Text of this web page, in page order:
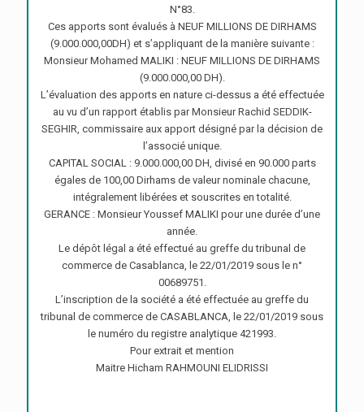
N°83.
Ces apports sont évalués à NEUF MILLIONS DE DIRHAMS
(9.000.000,00DH) et s’appliquant de la manière suivante :
Monsieur Mohamed MALIKI : NEUF MILLIONS DE DIRHAMS
(9.000.000,00 DH).
L’évaluation des apports en nature ci-dessus a été effectuée
au vu d’un rapport établis par Monsieur Rachid SEDDIK-
SEGHIR, commissaire aux apport désigné par la décision de
l’associé unique.
CAPITAL SOCIAL : 9.000.000,00 DH, divisé en 90.000 parts
égales de 100,00 Dirhams de valeur nominale chacune,
intégralement libérées et souscrites en totalité.
GERANCE : Monsieur Youssef MALIKI pour une durée d’une
année.
Le dépôt légal a été effectué au greffe du tribunal de
commerce de Casablanca, le 22/01/2019 sous le n°
00689751.
L’inscription de la société a été effectuée au greffe du
tribunal de commerce de CASABLANCA, le 22/01/2019 sous
le numéro du registre analytique 421993.
Pour extrait et mention
Maitre Hicham RAHMOUNI ELIDRISSI